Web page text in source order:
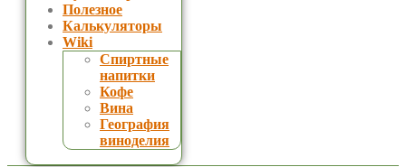
Полезное
Калькуляторы
Wiki
Спиртные
напитки
Кофе
Вина
География
виноделия